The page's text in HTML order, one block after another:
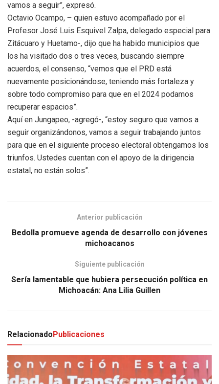
vamos a seguir”, expresó.
Octavio Ocampo, – quien estuvo acompañado por el
Profesor José Luis Esquivel Zalpa, delegado especial para
Zitácuaro y Huetamo-, dijo que ha habido municipios que
los ha visitado dos o tres veces, buscando siempre
acuerdos, el consenso, “vemos que el PRD está
nuevamente posicionándose, teniendo más fortaleza y
sobre todo compromiso para que en el 2024 podamos
recuperar espacios”.
Aquí en Jungapeo, -agregó-, “estoy seguro que vamos a
seguir organizándonos, vamos a seguir trabajando juntos
para que en el siguiente proceso electoral obtengamos los
triunfos. Ustedes cuentan con el apoyo de la dirigencia
estatal, no están solos”.
Anterior publicación
Bedolla promueve agenda de desarrollo con jóvenes
michoacanos
Siguiente publicación
Sería lamentable que hubiera persecución política en
Michoacán: Ana Lilia Guillen
Relacionado Publicaciones